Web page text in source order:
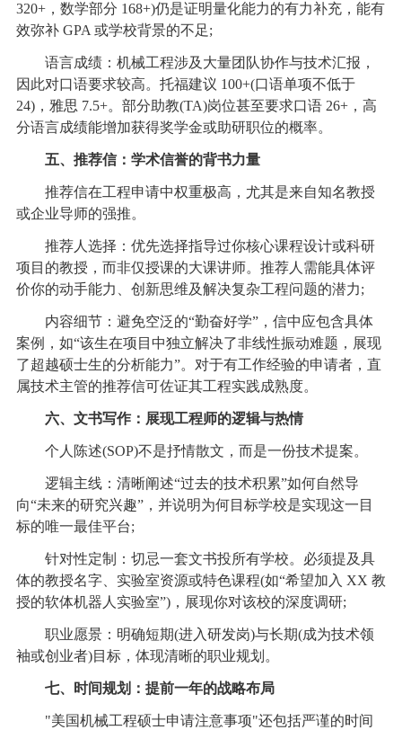
320+，数学部分 168+)仍是证明量化能力的有力补充，能有
效弥补 GPA 或学校背景的不足;
语言成绩：机械工程涉及大量团队协作与技术汇报，
因此对口语要求较高。托福建议 100+(口语单项不低于
24)，雅思 7.5+。部分助教(TA)岗位甚至要求口语 26+，高
分语言成绩能增加获得奖学金或助研职位的概率。
五、推荐信：学术信誉的背书力量
推荐信在工程申请中权重极高，尤其是来自知名教授
或企业导师的强推。
推荐人选择：优先选择指导过你核心课程设计或科研
项目的教授，而非仅授课的大课讲师。推荐人需能具体评
价你的动手能力、创新思维及解决复杂工程问题的潜力;
内容细节：避免空泛的“勤奋好学”，信中应包含具体
案例，如“该生在项目中独立解决了非线性振动难题，展现
了超越硕士生的分析能力”。对于有工作经验的申请者，直
属技术主管的推荐信可佐证其工程实践成熟度。
六、文书写作：展现工程师的逻辑与热情
个人陈述(SOP)不是抒情散文，而是一份技术提案。
逻辑主线：清晰阐述“过去的技术积累”如何自然导
向“未来的研究兴趣”，并说明为何目标学校是实现这一目
标的唯一最佳平台;
针对性定制：切忌一套文书投所有学校。必须提及具
体的教授名字、实验室资源或特色课程(如“希望加入 XX 教
授的软体机器人实验室”)，展现你对该校的深度调研;
职业愿景：明确短期(进入研发岗)与长期(成为技术领
袖或创业者)目标，体现清晰的职业规划。
七、时间规划：提前一年的战略布局
"美国机械工程硕士申请注意事项"还包括严谨的时间